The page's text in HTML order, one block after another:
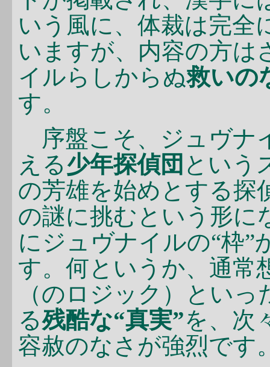
いう風に、体裁は完全
いますが、内容の方は
イルらしからぬ救いの
す。
序盤こそ、ジュヴナ
える少年探偵団 という
の芳雄を始めとする探
の謎に挑むという形に
にジュヴナイルの“枠”
す。何というか、通常
（のロジック）とい
る残酷な“真実”を、次
容赦のなさが強烈です